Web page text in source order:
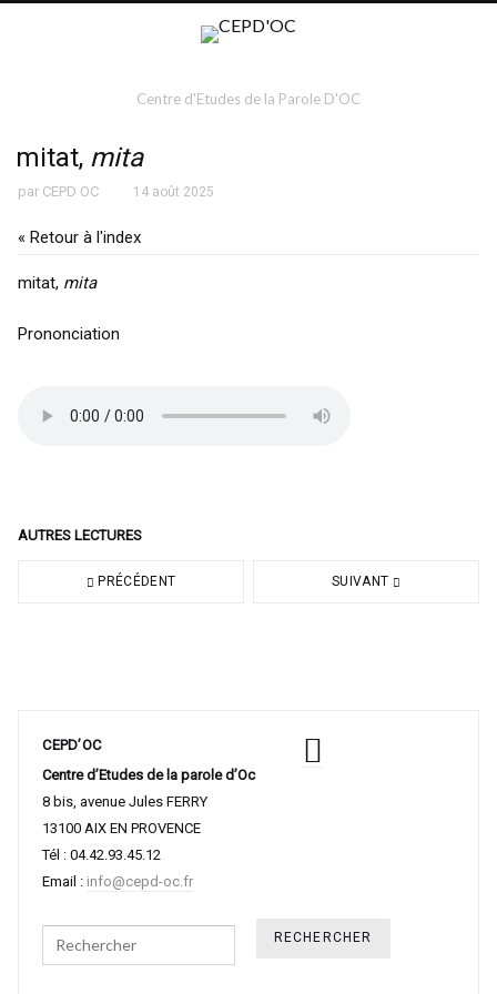
Centre d'Etudes de la Parole D'OC
mitat, mita
par CEPD OC 14 août 2025
« Retour à l'index
mitat, mita
Prononciation
AUTRES LECTURES
PRÉCÉDENT SUIVANT
CEPD’OC
Centre d’Etudes de la parole d’Oc
8 bis, avenue Jules FERRY
13100 AIX EN PROVENCE
Tél : 04.42.93.45.12
Email : info@cepd-oc.fr
Search